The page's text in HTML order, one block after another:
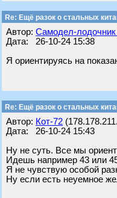
Re: Ещё разок о стальных
Автор: Самодел-лодочник
Дата: 26-10-24 15:38
Я ориентируясь на
Re: Ещё разок о стальных
Автор: Кот-72
Дата: 26-10-24 15:43
Ну не суть. Все мы
Идешь например 43 или
Я не чувствую особой
Ну если есть неуемное